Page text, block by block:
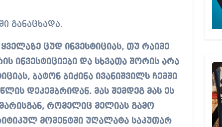
განაცხადა.
ყველაზე ცუდ ინვესტიციას, თუ რაიმე
ინვესტიციები და სხვათა შორის არა
ბატონ ბიძინა ივანიშვილს ჩემში
დეკემბრიდან. მას შემდეგ მას ეს
რომელიც მელიას გამო
მომენტში უღალატა საკუთარ